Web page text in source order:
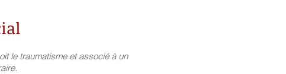
le traumatisme et associé à un